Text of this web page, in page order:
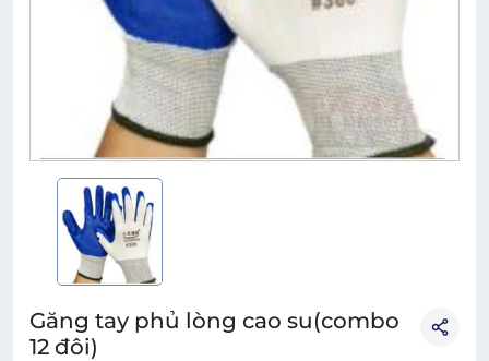
Găng tay phủ lòng cao su(combo
12 đôi)